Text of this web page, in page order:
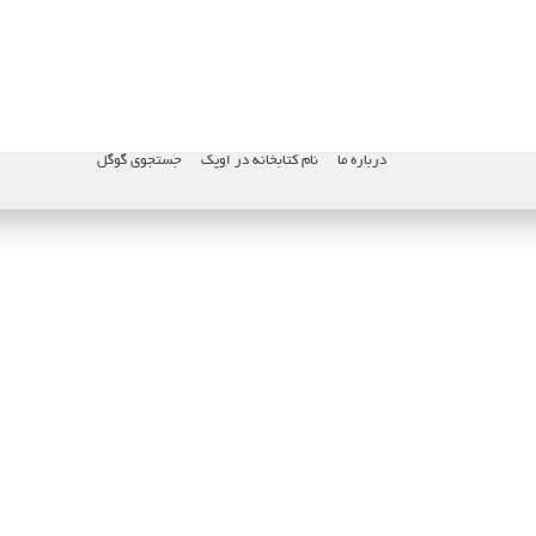
درباره ما نام کتابخانه در اوپک جستجوی گوگل